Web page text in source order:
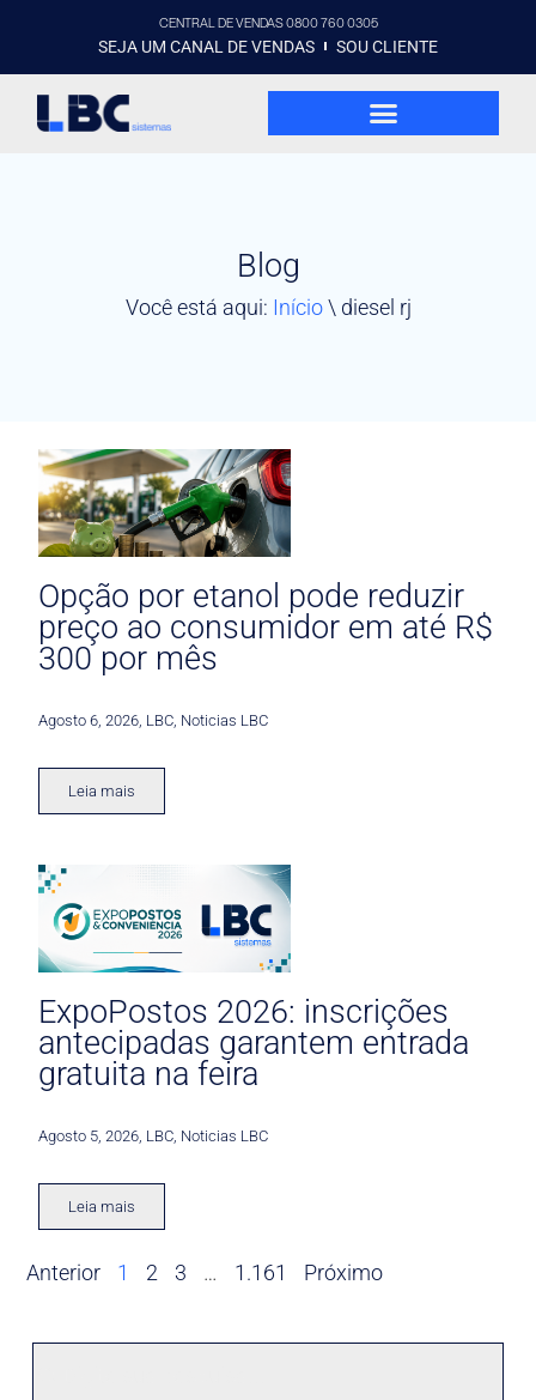
CENTRAL DE VENDAS 0800 760 0305
SEJA UM CANAL DE VENDAS SOU CLIENTE
Blog
Você está aqui: Início\ diesel rj
Opção por etanol pode reduzir
preço ao consumidor em até R$
300 por mês
Agosto 6, 2026 LBC Noticias LBC
Leia mais
ExpoPostos 2026: inscrições
antecipadas garantem entrada
gratuita na feira
Agosto 5, 2026 LBC Noticias LBC
Leia mais
Anterior 1 2 3 … 1.161 Próximo